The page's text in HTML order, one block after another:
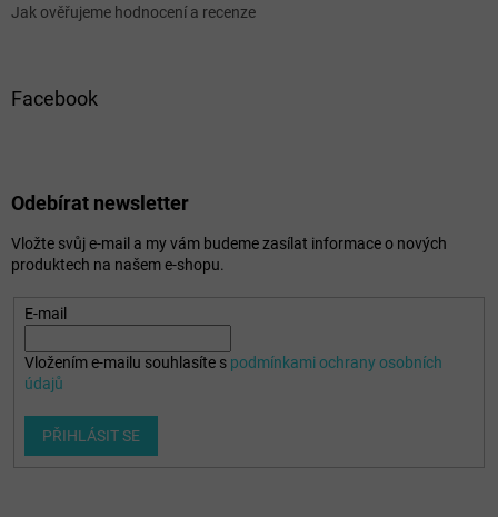
Jak ověřujeme hodnocení a recenze
Facebook
Odebírat newsletter
Vložte svůj e-mail a my vám budeme zasílat informace o nových
produktech na našem e-shopu.
E-mail
Vložením e-mailu souhlasíte s podmínkami ochrany osobních
údajů
PŘIHLÁSIT SE